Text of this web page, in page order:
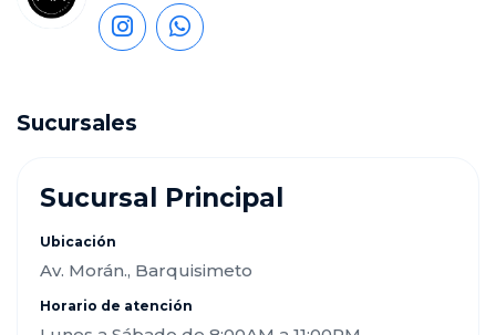
Sucursales
Sucursal Principal
Ubicación
Av. Morán., Barquisimeto
Horario de atención